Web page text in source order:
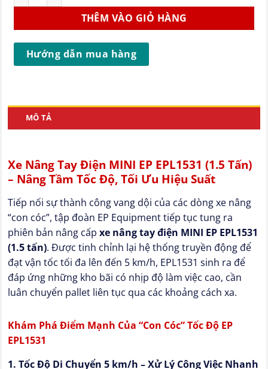
THÊM VÀO GIỎ HÀNG
Hướng dẫn mua hàng
MÔ TẢ
Xe Nâng Tay Điện MINI EP EPL1531 (1.5 Tấn)
– Nâng Tầm Tốc Độ, Tối Ưu Hiệu Suất
Tiếp nối sự thành công vang dội của các dòng xe nâng
“con cóc”, tập đoàn EP Equipment tiếp tục tung ra
phiên bản nâng cấp xe nâng tay điện MINI EP EPL1531
(1.5 tấn). Được tinh chỉnh lại hệ thống truyền động để
đạt vận tốc tối đa lên đến 5 km/h, EPL1531 sinh ra để
đáp ứng những kho bãi có nhịp độ làm việc cao, cần
luân chuyển pallet liên tục qua các khoảng cách xa.
Khám Phá Điểm Mạnh Của “Con Cóc” Tốc Độ EP
EPL1531
1. Tốc Độ Di Chuyển 5 km/h – Xử Lý Công Việc Nhanh